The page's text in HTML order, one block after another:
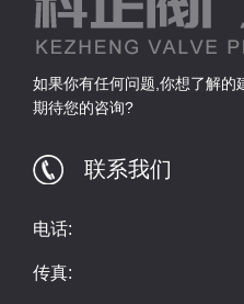
如果你有任何问题,你想了解的
期待您的咨询?
联系我们
电话:
传真: